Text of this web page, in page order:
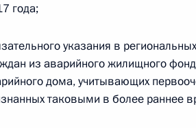
поручений по итогам
2013 года, 12:50 28 поручений
года;
указания в
из аварийного жилищного
дома, учитывающих
таковыми в более раннее